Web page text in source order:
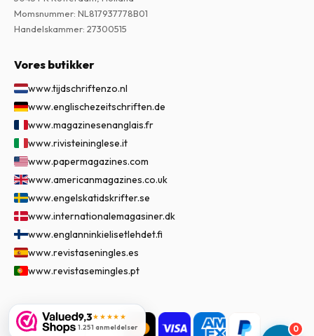
0
9,3★★★★★
1.251 anmeldelser
Momsnummer: NL817937778B01
Handelskammer: 27300515
Vores butikker
www.tijdschriftenzo.nl
www.englischezeitschriften.de
www.magazinesenanglais.fr
www.rivisteininglese.it
www.papermagazines.com
www.americanmagazines.co.uk
www.engelskatidskrifter.se
www.internationalemagasiner.dk
www.englanninkielisetlehdet.fi
www.revistaseningles.es
www.revistasemingles.pt